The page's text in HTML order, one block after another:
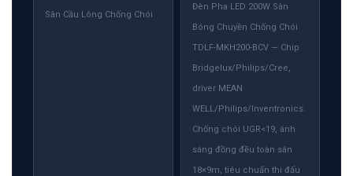
Sân Cầu Lông Chống Chói
Đèn Pha LED 200W Sân
Bóng Chuyền Chống Chói
TDLF-MKH200-BCV — Chip
Bridgelux/Philips/Cree,
driver MEAN
WELL/Philips/Inventronics.
Chống chói UGR<19, ánh
sáng đồng đều toàn sân
18×9m, tiêu chuẩn thi đấu